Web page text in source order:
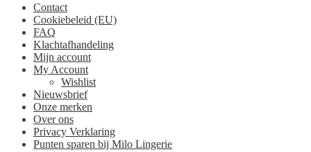
Contact
Cookiebeleid (EU)
FAQ
Klachtafhandeling
Mijn account
My Account
Wishlist
Nieuwsbrief
Onze merken
Over ons
Privacy Verklaring
Punten sparen bij Milo Lingerie